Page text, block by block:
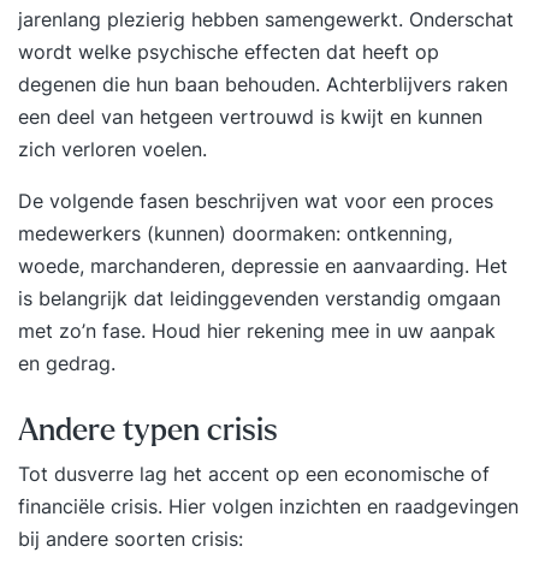
jarenlang plezierig hebben samengewerkt. Onderschat
wordt welke psychische effecten dat heeft op
degenen die hun baan behouden. Achterblijvers raken
een deel van hetgeen vertrouwd is kwijt en kunnen
zich verloren voelen.
De volgende fasen beschrijven wat voor een proces
medewerkers (kunnen) doormaken: ontkenning,
woede, marchanderen, depressie en aanvaarding. Het
is belangrijk dat leidinggevenden verstandig omgaan
met zo’n fase. Houd hier rekening mee in uw aanpak
en gedrag.
Andere typen crisis
Tot dusverre lag het accent op een economische of
financiële crisis. Hier volgen inzichten en raadgevingen
bij andere soorten crisis: